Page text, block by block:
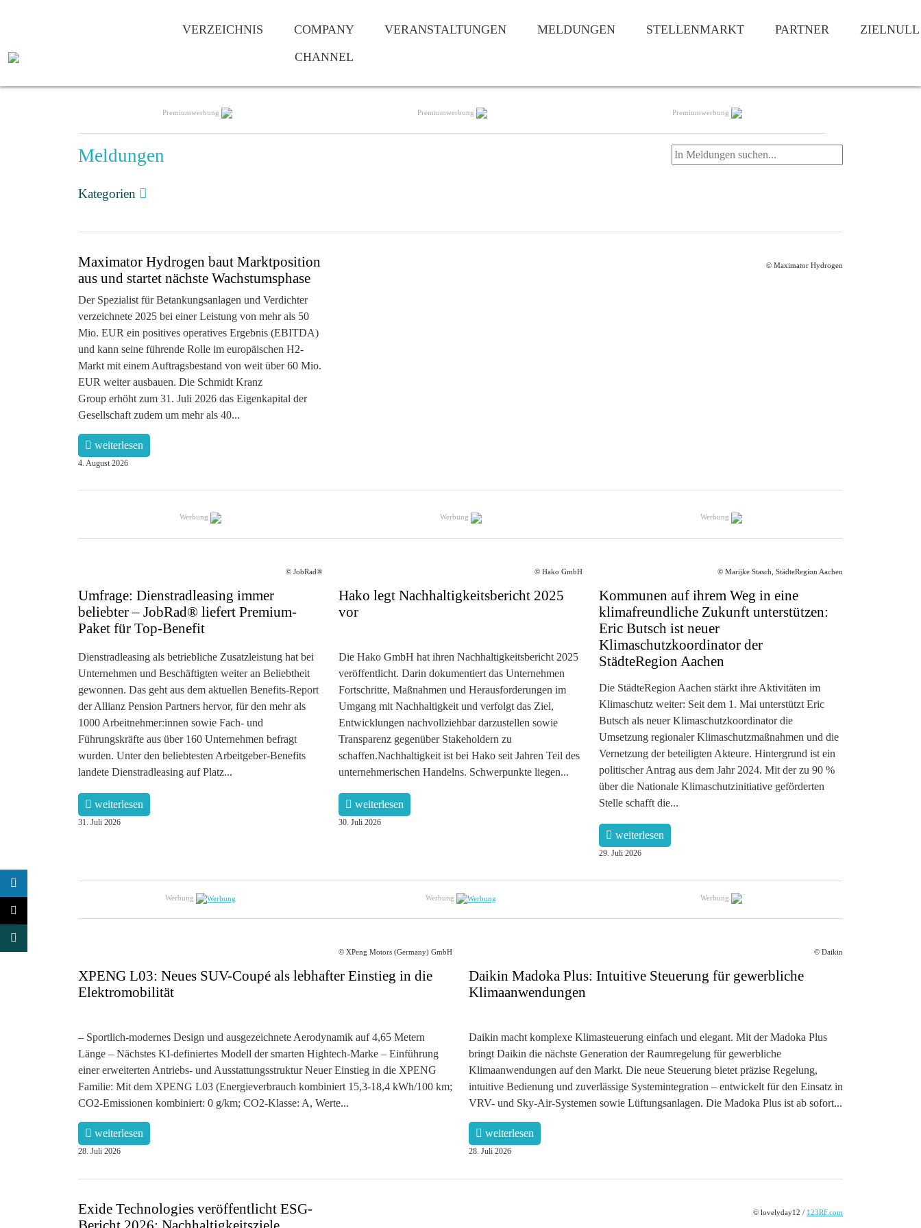
VERZEICHNIS
COMPANY
CHANNEL
VERANSTALTUNGEN MELDUNGEN STELLENMARKT PARTNER ZIELNULL
Premiumwerbung Premiumwerbung Premiumwerbung
Meldungen
Kategorien
© Maximator Hydrogen
Maximator Hydrogen baut Marktposition
aus und startet nächste Wachstumsphase
Der Spezialist für Betankungsanlagen und Verdichter
verzeichnete 2025 bei einer Leistung von mehr als 50
Mio. EUR ein positives operatives Ergebnis (EBITDA)
und kann seine führende Rolle im europäischen H2-
Markt mit einem Auftragsbestand von weit über 60 Mio.
EUR weiter ausbauen. Die Schmidt Kranz
Group erhöht zum 31. Juli 2026 das Eigenkapital der
Gesellschaft zudem um mehr als 40...
weiterlesen
4. August 2026
Werbung Werbung Werbung
© JobRad®
Umfrage: Dienstradleasing immer
beliebter – JobRad® liefert Premium-
Paket für Top-Benefit
Dienstradleasing als betriebliche Zusatzleistung hat bei
Unternehmen und Beschäftigten weiter an Beliebtheit
gewonnen. Das geht aus dem aktuellen Benefits-Report
der Allianz Pension Partners hervor, für den mehr als
1000 Arbeitnehmer:innen sowie Fach- und
Führungskräfte aus über 160 Unternehmen befragt
wurden. Unter den beliebtesten Arbeitgeber-Benefits
landete Dienstradleasing auf Platz...
weiterlesen
31. Juli 2026
© Hako GmbH
Hako legt Nachhaltigkeitsbericht 2025
vor
Die Hako GmbH hat ihren Nachhaltigkeitsbericht 2025
veröffentlicht. Darin dokumentiert das Unternehmen
Fortschritte, Maßnahmen und Herausforderungen im
Umgang mit Nachhaltigkeit und verfolgt das Ziel,
Entwicklungen nachvollziehbar darzustellen sowie
Transparenz gegenüber Stakeholdern zu
schaffen.Nachhaltigkeit ist bei Hako seit Jahren Teil des
unternehmerischen Handelns. Schwerpunkte liegen...
weiterlesen
30. Juli 2026
© Marijke Stasch, StädteRegion Aachen
Kommunen auf ihrem Weg in eine
klimafreundliche Zukunft unterstützen:
Eric Butsch ist neuer
Klimaschutzkoordinator der
StädteRegion Aachen
Die StädteRegion Aachen stärkt ihre Aktivitäten im
Klimaschutz weiter: Seit dem 1. Mai unterstützt Eric
Butsch als neuer Klimaschutzkoordinator die
Umsetzung regionaler Klimaschutzmaßnahmen und die
Vernetzung der beteiligten Akteure. Hintergrund ist ein
politischer Antrag aus dem Jahr 2024. Mit der zu 90 %
über die Nationale Klimaschutzinitiative geförderten
Stelle schafft die...
weiterlesen
29. Juli 2026
Werbung Werbung Werbung
© XPeng Motors (Germany) GmbH
XPENG L03: Neues SUV-Coupé als lebhafter Einstieg in die
Elektromobilität
– Sportlich-modernes Design und ausgezeichnete Aerodynamik auf 4,65 Metern
Länge – Nächstes KI-definiertes Modell der smarten Hightech-Marke – Einführung
einer erweiterten Antriebs- und Ausstattungsstruktur Neuer Einstieg in die XPENG
Familie: Mit dem XPENG L03 (Energieverbrauch kombiniert 15,3-18,4 kWh/100 km;
CO2-Emissionen kombiniert: 0 g/km; CO2-Klasse: A, Werte...
weiterlesen
28. Juli 2026
© Daikin
Daikin Madoka Plus: Intuitive Steuerung für gewerbliche
Klimaanwendungen
Daikin macht komplexe Klimasteuerung einfach und elegant. Mit der Madoka Plus
bringt Daikin die nächste Generation der Raumregelung für gewerbliche
Klimaanwendungen auf den Markt. Die neue Steuerung bietet präzise Regelung,
intuitive Bedienung und zuverlässige Systemintegration – entwickelt für den Einsatz in
VRV- und Sky-Air-Systemen sowie Lüftungsanlagen. Die Madoka Plus ist ab sofort...
weiterlesen
28. Juli 2026
© lovelyday12 / 123RF.com
Exide Technologies veröffentlicht ESG-